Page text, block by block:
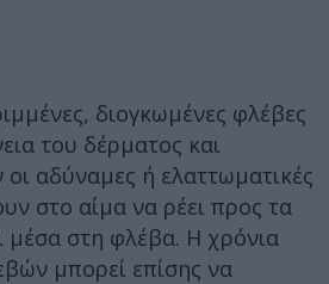
διογκωμένες φλέβες
του δέρματος και
οι αδύναμες ή ελαττωματικές
στο αίμα να ρέει προς τα
μέσα στη φλέβα. Η χρόνια
μπορεί επίσης να